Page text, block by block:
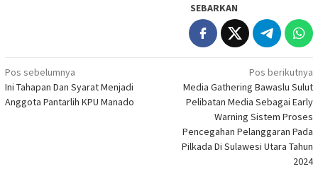
SEBARKAN
Navigasi
pos
Pos sebelumnya
Ini Tahapan Dan Syarat Menjadi
Anggota Pantarlih KPU Manado
Pos berikutnya
Media Gathering Bawaslu Sulut
Pelibatan Media Sebagai Early
Warning Sistem Proses
Pencegahan Pelanggaran Pada
Pilkada Di Sulawesi Utara Tahun
2024